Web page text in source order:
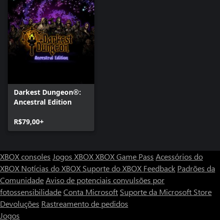
Darkest Dungeon®:
Ancestral Edition
R$79,00+
XBOX consoles Jogos XBOXXBOX Game Pass Acessórios do
XBOX Notícias do XBOX Suporte do XBOX Feedback Padrões da
ComunidadeAviso de potenciais convulsões por
fotossensibilidadeConta Microsoft Suporte da Microsoft Store
Devoluções Rastreamento de pedidos
Jogos